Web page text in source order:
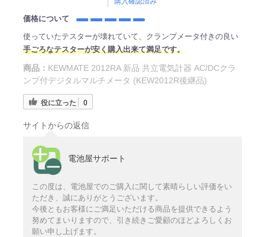
価格について
使っていたテスターが壊れていて、クランプメータ付きの良い
手ごろなテスターが安く購入出来て満足です。
商品： KEWMATE 2012RA 新品 共立電気計器 AC/DCクラ
ンプ付デジタルマルチメータ (KEW2012R後継品)
役に立った 0
サイトからの返信
電池屋サポート
この度は、電池屋でのご購入に関して素晴らしい評価をい
ただき、誠にありがとうございます。
今後ともお客様にご満足いただける商品を提供できるよう
努めてまいりますので、引き続きご愛顧のほどよろしくお
願い申し上げます。